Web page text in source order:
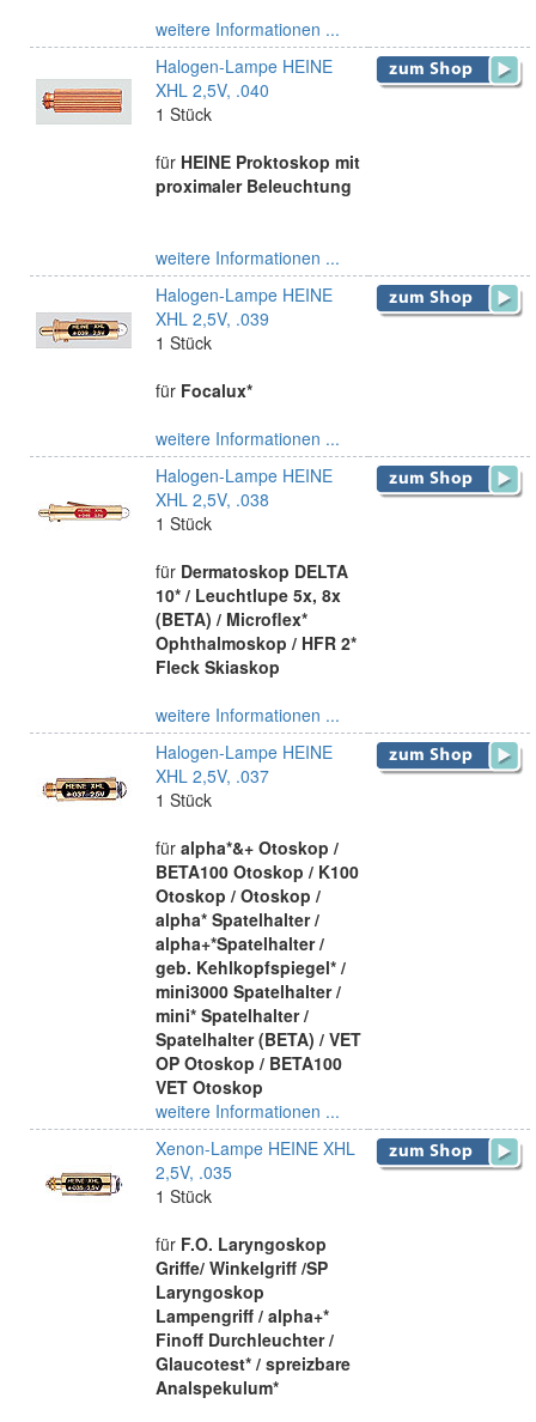
weitere Informationen ...
Halogen-Lampe HEINE
XHL 2,5V, .040
1 Stück
für HEINE Proktoskop mit
proximaler Beleuchtung
weitere Informationen ...
Halogen-Lampe HEINE
XHL 2,5V, .039
1 Stück
für Focalux*
weitere Informationen ...
Halogen-Lampe HEINE
XHL 2,5V, .038
1 Stück
für Dermatoskop DELTA
10* / Leuchtlupe 5x, 8x
(BETA) / Microflex*
Ophthalmoskop / HFR 2*
Fleck Skiaskop
weitere Informationen ...
Halogen-Lampe HEINE
XHL 2,5V, .037
1 Stück
für alpha*&+ Otoskop /
BETA100 Otoskop / K100
Otoskop / Otoskop /
alpha* Spatelhalter /
alpha+*Spatelhalter /
geb. Kehlkopfspiegel* /
mini3000 Spatelhalter /
mini* Spatelhalter /
Spatelhalter (BETA) / VET
OP Otoskop / BETA100
VET Otoskop
weitere Informationen ...
Xenon-Lampe HEINE XHL
2,5V, .035
1 Stück
für F.O. Laryngoskop
Griffe/ Winkelgriff /SP
Laryngoskop
Lampengriff / alpha+*
Finoff Durchleuchter /
Glaucotest* / spreizbare
Analspekulum*